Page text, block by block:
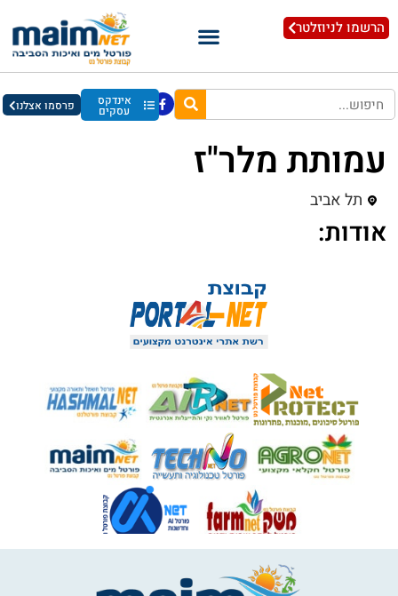
הרשמו לניוזלטר
אינדקס
עסקים פרסמו אצלנו
עמותת מלר"ז
תל אביב
אודות: